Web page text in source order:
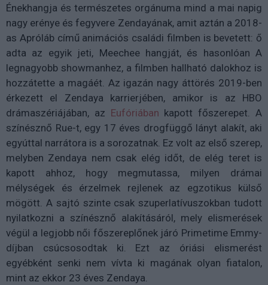
Énekhangja és természetes orgánuma mind a mai napig
nagy erénye és fegyvere Zendayának, amit aztán a 2018-
as Apróláb című animációs családi filmben is bevetett: ő
adta az egyik jeti, Meechee hangját, és hasonlóan A
legnagyobb showmanhez, a filmben hallható dalokhoz is
hozzátette a magáét. Az igazán nagy áttörés 2019-ben
érkezett el Zendaya karrierjében, amikor is az HBO
drámaszériájában, az Eufóriában kapott főszerepet. A
színésznő Rue-t, egy 17 éves drogfüggő lányt alakít, aki
egyúttal narrátora is a sorozatnak. Ez volt az első szerep,
melyben Zendaya nem csak elég időt, de elég teret is
kapott ahhoz, hogy megmutassa, milyen drámai
mélységek és érzelmek rejlenek az egzotikus külső
mögött. A sajtó szinte csak szuperlatívuszokban tudott
nyilatkozni a színésznő alakításáról, mely elismerések
végül a legjobb női főszereplőnek járó Primetime Emmy-
díjban csúcsosodtak ki. Ezt az óriási elismerést
egyébként senki nem vívta ki magának olyan fiatalon,
mint az ekkor 23 éves Zendaya.